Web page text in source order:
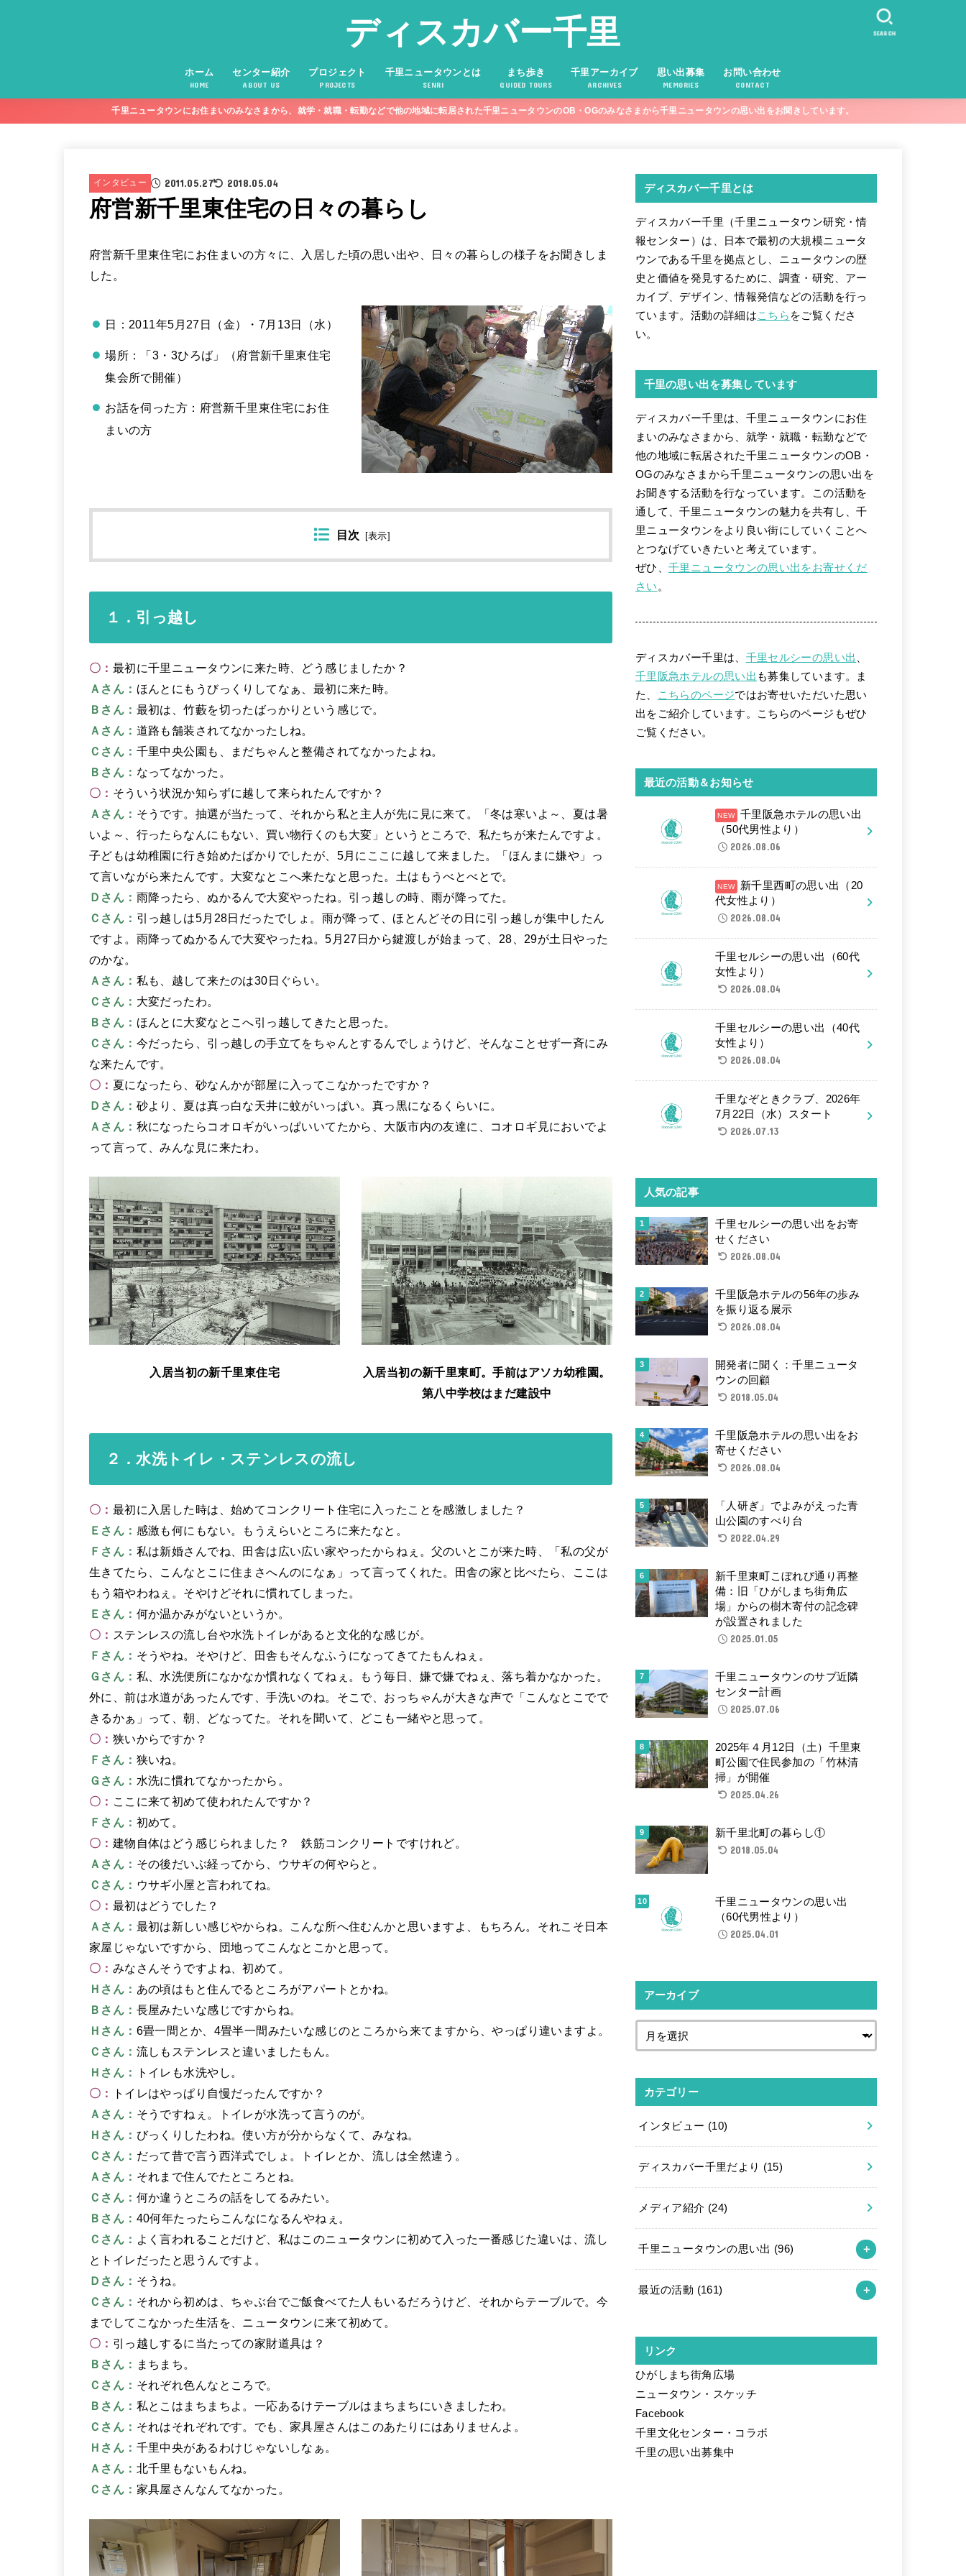
ディスカバー千里
ホーム
HOME
センター紹介
ABOUT US
プロジェクト
PROJECTS
千里ニュータウンとは
SENRI
まち歩き
GUIDED TOURS
千里アーカイブ
ARCHIVES
思い出募集
MEMORIES
お問い合わせ
CONTACT
SEARCH
千里ニュータウンにお住まいのみなさまから、就学・就職・転勤などで他の地域に転居された千里ニュータウンのOB・OGのみなさまから千里ニュータウンの思い出をお聞きしています。
インタビュー 2011.05.27 2018.05.04
府営新千里東住宅の日々の暮らし
府営新千里東住宅にお住まいの方々に、入居した頃の思い出や、日々の暮らしの様子をお聞きしま
した。
日：2011年5月27日（金）・7月13日（水）
場所：「3・3ひろば」（府営新千里東住宅
集会所で開催）
お話を伺った方：府営新千里東住宅にお住
まいの方
目次 [表示
１．引っ越し
〇： 最初に千里ニュータウンに来た時、どう感じましたか？
Ａさん： ほんとにもうびっくりしてなぁ、最初に来た時。
Ｂさん： 最初は、竹藪を切ったばっかりという感じで。
Ａさん： 道路も舗装されてなかったしね。
Ｃさん： 千里中央公園も、まだちゃんと整備されてなかったよね。
Ｂさん： なってなかった。
〇： そういう状況か知らずに越して来られたんですか？
Ａさん： そうです。抽選が当たって、それから私と主人が先に見に来て。「冬は寒いよ～、夏は暑
いよ～、行ったらなんにもない、買い物行くのも大変」というところで、私たちが来たんですよ。
子どもは幼稚園に行き始めたばかりでしたが、5月にここに越して来ました。「ほんまに嫌や」っ
て言いながら来たんです。大変なとこへ来たなと思った。土はもうべとべとで。
Ｄさん： 雨降ったら、ぬかるんで大変やったね。引っ越しの時、雨が降ってた。
Ｃさん： 引っ越しは5月28日だったでしょ。雨が降って、ほとんどその日に引っ越しが集中したん
ですよ。雨降ってぬかるんで大変やったね。5月27日から鍵渡しが始まって、28、29が土日やった
のかな。
Ａさん： 私も、越して来たのは30日ぐらい。
Ｃさん： 大変だったわ。
Ｂさん： ほんとに大変なとこへ引っ越してきたと思った。
Ｃさん： 今だったら、引っ越しの手立てをちゃんとするんでしょうけど、そんなことせず一斉にみ
な来たんです。
〇： 夏になったら、砂なんかが部屋に入ってこなかったですか？
Ｄさん： 砂より、夏は真っ白な天井に蚊がいっぱい。真っ黒になるくらいに。
Ａさん： 秋になったらコオロギがいっぱいいてたから、大阪市内の友達に、コオロギ見においでよ
って言って、みんな見に来たわ。
入居当初の新千里東住宅
入居当初の新千里東町。手前はアソカ幼稚園。
第八中学校はまだ建設中
２．水洗トイレ・ステンレスの流し
〇： 最初に入居した時は、始めてコンクリート住宅に入ったことを感激しました？
Ｅさん： 感激も何にもない。もうえらいところに来たなと。
Ｆさん： 私は新婚さんでね、田舎は広い広い家やったからねぇ。父のいとこが来た時、「私の父が
生きてたら、こんなとこに住まさへんのになぁ」って言ってくれた。田舎の家と比べたら、ここは
もう箱やわねぇ。そやけどそれに慣れてしまった。
Ｅさん： 何か温かみがないというか。
〇： ステンレスの流し台や水洗トイレがあると文化的な感じが。
Ｆさん： そうやね。そやけど、田舎もそんなふうになってきてたもんねぇ。
Ｇさん： 私、水洗便所になかなか慣れなくてねぇ。もう毎日、嫌で嫌でねぇ、落ち着かなかった。
外に、前は水道があったんです、手洗いのね。そこで、おっちゃんが大きな声で「こんなとこでで
きるかぁ」って、朝、どなってた。それを聞いて、どこも一緒やと思って。
〇： 狭いからですか？
Ｆさん： 狭いね。
Ｇさん： 水洗に慣れてなかったから。
〇： ここに来て初めて使われたんですか？
Ｆさん： 初めて。
〇： 建物自体はどう感じられました？ 鉄筋コンクリートですけれど。
Ａさん： その後だいぶ経ってから、ウサギの何やらと。
Ｃさん： ウサギ小屋と言われてね。
〇： 最初はどうでした？
Ａさん： 最初は新しい感じやからね。こんな所へ住むんかと思いますよ、もちろん。それこそ日本
家屋じゃないですから、団地ってこんなとこかと思って。
〇： みなさんそうですよね、初めて。
Ｈさん： あの頃はもと住んでるところがアパートとかね。
Ｂさん： 長屋みたいな感じですからね。
Ｈさん： 6畳一間とか、4畳半一間みたいな感じのところから来てますから、やっぱり違いますよ。
Ｃさん： 流しもステンレスと違いましたもん。
Ｈさん：
トイレも水洗やし。
〇：
トイレはやっぱり自慢だったんですか？
Ａさん： そうですねぇ。トイレが水洗って言うのが。
Ｈさん： びっくりしたわね。使い方が分からなくて、みなね。
Ｃさん： だって昔で言う西洋式でしょ。トイレとか、流しは全然違う。
Ａさん： それまで住んでたところとね。
Ｃさん： 何か違うところの話をしてるみたい。
Ｂさん： 40何年たったらこんなになるんやねぇ。
Ｃさん： よく言われることだけど、私はこのニュータウンに初めて入った一番感じた違いは、流し
とトイレだったと思うんですよ。
Ｄさん： そうね。
Ｃさん： それから初めは、ちゃぶ台でご飯食べてた人もいるだろうけど、それからテーブルで。今
までしてこなかった生活を、ニュータウンに来て初めて。
〇： 引っ越しするに当たっての家財道具は？
Ｂさん： まちまち。
Ｃさん： それぞれ色んなところで。
Ｂさん： 私とこはまちまちよ。一応あるけテーブルはまちまちにいきましたわ。
Ｃさん： それはそれぞれです。でも、家具屋さんはこのあたりにはありませんよ。
Ｈさん： 千里中央があるわけじゃないしなぁ。
Ａさん： 北千里もないもんね。
Ｃさん： 家具屋さんなんてなかった。
ディスカバー千里とは
ディスカバー千里（千里ニュータウン研究・情
報センター）は、日本で最初の大規模ニュータ
ウンである千里を拠点とし、ニュータウンの歴
史と価値を発見するために、調査・研究、アー
カイブ、デザイン、情報発信などの活動を行っ
ています。活動の詳細はこちら をご覧くださ
い。
千里の思い出を募集しています
ディスカバー千里は、千里ニュータウンにお住
まいのみなさまから、就学・就職・転勤などで
他の地域に転居された千里ニュータウンのOB・
OGのみなさまから千里ニュータウンの思い出を
お聞きする活動を行なっています。この活動を
通して、千里ニュータウンの魅力を共有し、千
里ニュータウンをより良い街にしていくことへ
とつなげていきたいと考えています。
ぜひ、千里ニュータウンの思い出をお寄せくだ
さい 。
ディスカバー千里は、 千里セルシーの思い出 、
千里阪急ホテルの思い出 も募集しています。ま
た、
こちらのページではお寄せいただいた思い
出をご紹介しています。こちらのページもぜひ
ご覧ください。
最近の活動＆お知らせ
千里阪急ホテルの思い出
（50代男性より）
2026.08.06
新千里西町の思い出（20
代女性より）
2026.08.04
千里セルシーの思い出（60代
女性より）
2026.08.04
千里セルシーの思い出（40代
女性より）
2026.08.04
千里なぞときクラブ、2026年
7月22日（水）スタート
2026.07.13
人気の記事
千里セルシーの思い出をお寄
せください
2026.08.04
千里阪急ホテルの56年の歩み
を振り返る展示
2026.08.04
開発者に聞く：千里ニュータ
ウンの回顧
2018.05.04
千里阪急ホテルの思い出をお
寄せください
2026.08.04
「人研ぎ」でよみがえった青
山公園のすべり台
2022.04.29
新千里東町こぼれび通り再整
備：旧「ひがしまち街角広
場」からの樹木寄付の記念碑
が設置されました
2025.01.05
千里ニュータウンのサブ近隣
センター計画
2025.07.06
2025年４月12日（土）千里東
町公園で住民参加の「竹林清
掃」が開催
2025.04.26
新千里北町の暮らし①
2018.05.04
千里ニュータウンの思い出
（60代男性より）
2025.04.01
アーカイブ
カテゴリー
インタビュー (10)
ディスカバー千里だより (15)
メディア紹介 (24)
千里ニュータウンの思い出 (96)
最近の活動 (161)
リンク
ひがしまち街角広場
ニュータウン・スケッチ
Facebook
千里文化センター・コラボ
千里の思い出募集中